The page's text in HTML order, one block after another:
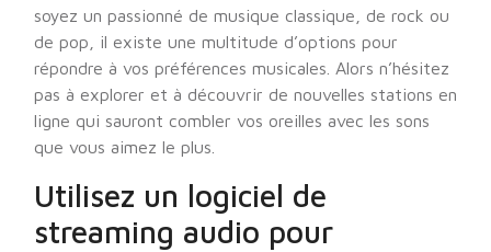
soyez un passionné de musique classique, de rock ou
de pop, il existe une multitude d’options pour
répondre à vos préférences musicales. Alors n’hésitez
pas à explorer et à découvrir de nouvelles stations en
ligne qui sauront combler vos oreilles avec les sons
que vous aimez le plus.
Utilisez un logiciel de
streaming audio pour